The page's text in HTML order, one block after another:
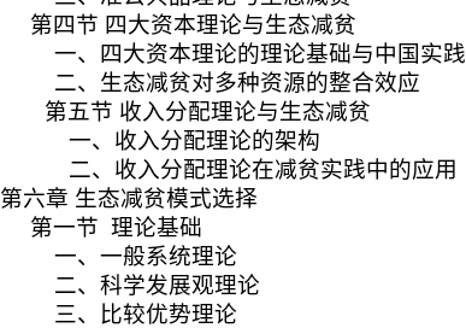
第四节 四大资本理论与生态减贫
一、四大资本理论的理论基础与中国实践
二、生态减贫对多种资源的整合效应
第五节 收入分配理论与生态减贫
一、收入分配理论的架构
二、收入分配理论在减贫实践中的应用
第六章 生态减贫模式选择
第一节 理论基础
一、一般系统理论
二、科学发展观理论
三、比较优势理论